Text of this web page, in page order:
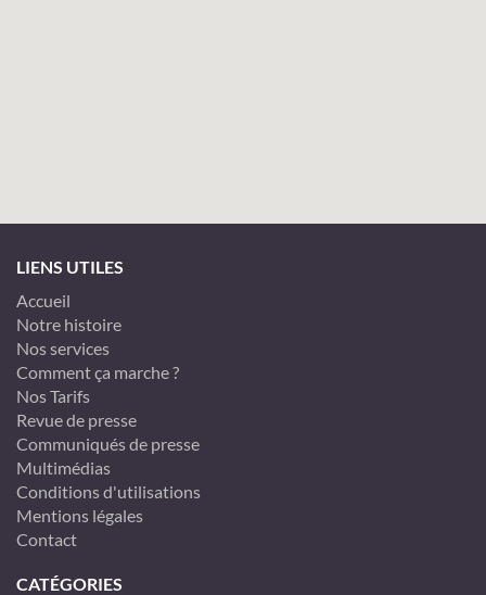
LIENS UTILES
Accueil
Notre histoire
Nos services
Comment ça marche ?
Nos Tarifs
Revue de presse
Communiqués de presse
Multimédias
Conditions d'utilisations
Mentions légales
Contact
CATÉGORIES